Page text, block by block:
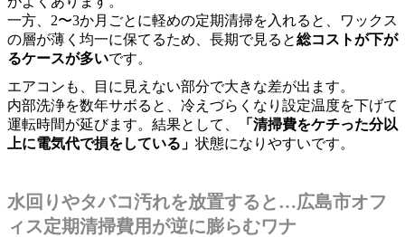
一方、2〜3か月ごとに軽めの定期清掃を入れると、ワックス
の層が薄く均一に保てるため、長期で見ると総コストが下が
るケースが多いです。
エアコンも、目に見えない部分で大きな差が出ます。
内部洗浄を数年サボると、冷えづらくなり設定温度を下げて
運転時間が延びます。結果として、
「清掃費をケチった分以
上に電気代で損をしている」 状態になりやすいです。
水回りやタバコ汚れを放置すると…広島市オフ
ィス定期清掃費用が逆に膨らむワナ